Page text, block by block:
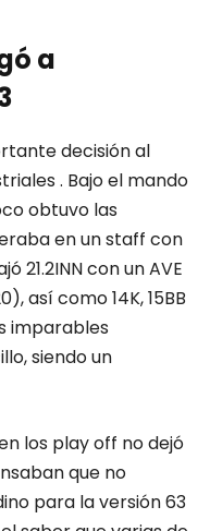
a
decisión al
. Bajo el mando
obtuvo las
en un staff con
21.2INN con un AVE
así como 14K, 15BB
imparables
siendo un
los play off no dejó
que no
para la versión 63